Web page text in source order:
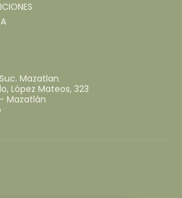
Mazatlan
López Mateos, 323
Mazatlán